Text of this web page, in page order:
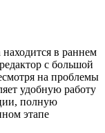
в раннем
с большой
на проблемы
удобную работу
полную
этапе